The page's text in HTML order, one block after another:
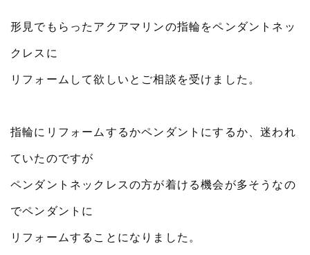
形見でもらったアクアマリンの指輪をペンダントネッ
クレスに
リフォームして欲しいとご相談を受けました。
指輪にリフォームするかペンダントにするか、迷われ
ていたのですが
ペンダントネックレスの方が着ける機会が多そうなの
でペンダントに
リフォームすることになりました。